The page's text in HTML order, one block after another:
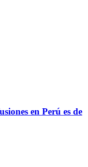
en Perú es de